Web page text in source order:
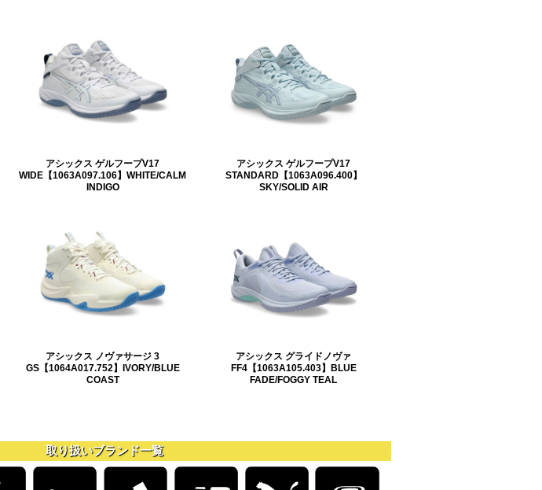
アシックス ゲルフープV17
WIDE【1063A097.106】WHITE/CALM
INDIGO
アシックス ゲルフープV17
STANDARD【1063A096.400】
SKY/SOLID AIR
アシックス ノヴァサージ 3
GS【1064A017.752】IVORY/BLUE
COAST
アシックス グライドノヴァ
FF4【1063A105.403】BLUE
FADE/FOGGY TEAL
取り扱いブランド一覧